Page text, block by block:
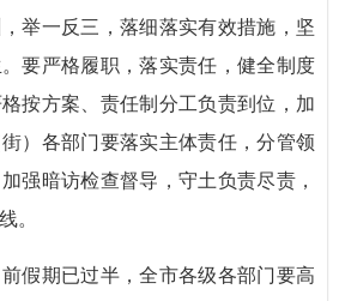
举一反三，落细落实有效措施，坚
要严格履职，落实责任，健全制度
按方案、责任制分工负责到位，加
）各部门要落实主体责任，分管领
强暗访检查督导，守土负责尽责，
。
期已过半，全市各级各部门要高